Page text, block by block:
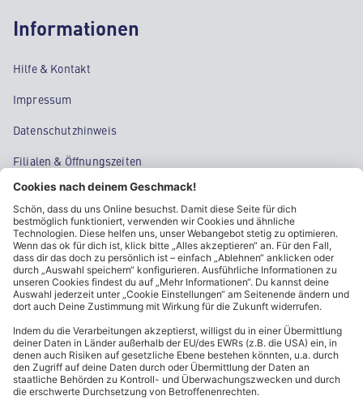
Informationen
Hilfe & Kontakt
Impressum
Datenschutzhinweis
Filialen & Öffnungszeiten
Kontakt
Cookie-Einstellungen
Kundeninformationen
ALDI Nord folgen